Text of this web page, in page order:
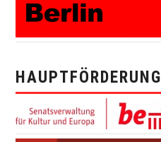
HAUPTFÖRDERUNG